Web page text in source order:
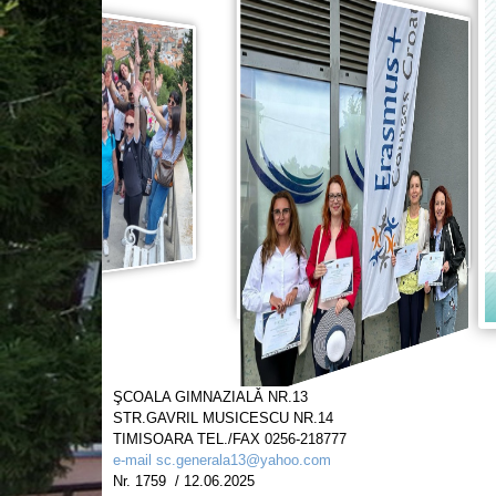
ŞCOALA GIMNAZIALǍ NR.13
STR.GAVRIL MUSICESCU
TIMISOARA TEL./FAX 0256-218777
e-mail sc.generala13@yahoo.com
Nr. 1759 / 12.06.2025